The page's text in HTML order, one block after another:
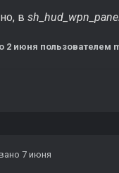
в
2 июня пользователем
7 июня